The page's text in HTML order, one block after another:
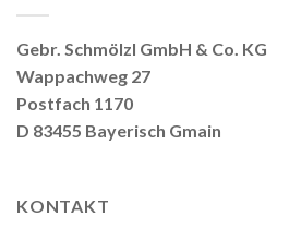
Gebr. Schmölzl GmbH & Co. KG
Wappachweg 27
Postfach 1170
D 83455 Bayerisch Gmain
KONTAKT